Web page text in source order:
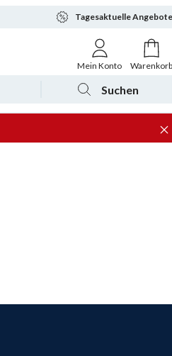
Tagesaktuelle Angebote
Mein Konto Warenkorb
Suchen